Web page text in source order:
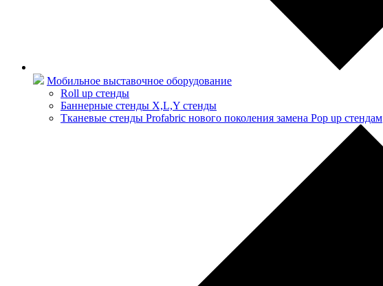
Мобильное выставочное оборудование
Roll up стенды
Баннерные стенды X,L,Y стенды
Тканевые стенды Profabric нового поколения замена Pop up стендам